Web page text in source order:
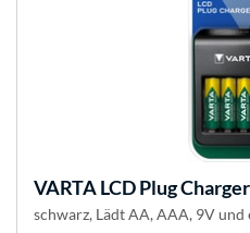
VARTALCD Plug
schwarz, Lädt AA, AAA, 9V und